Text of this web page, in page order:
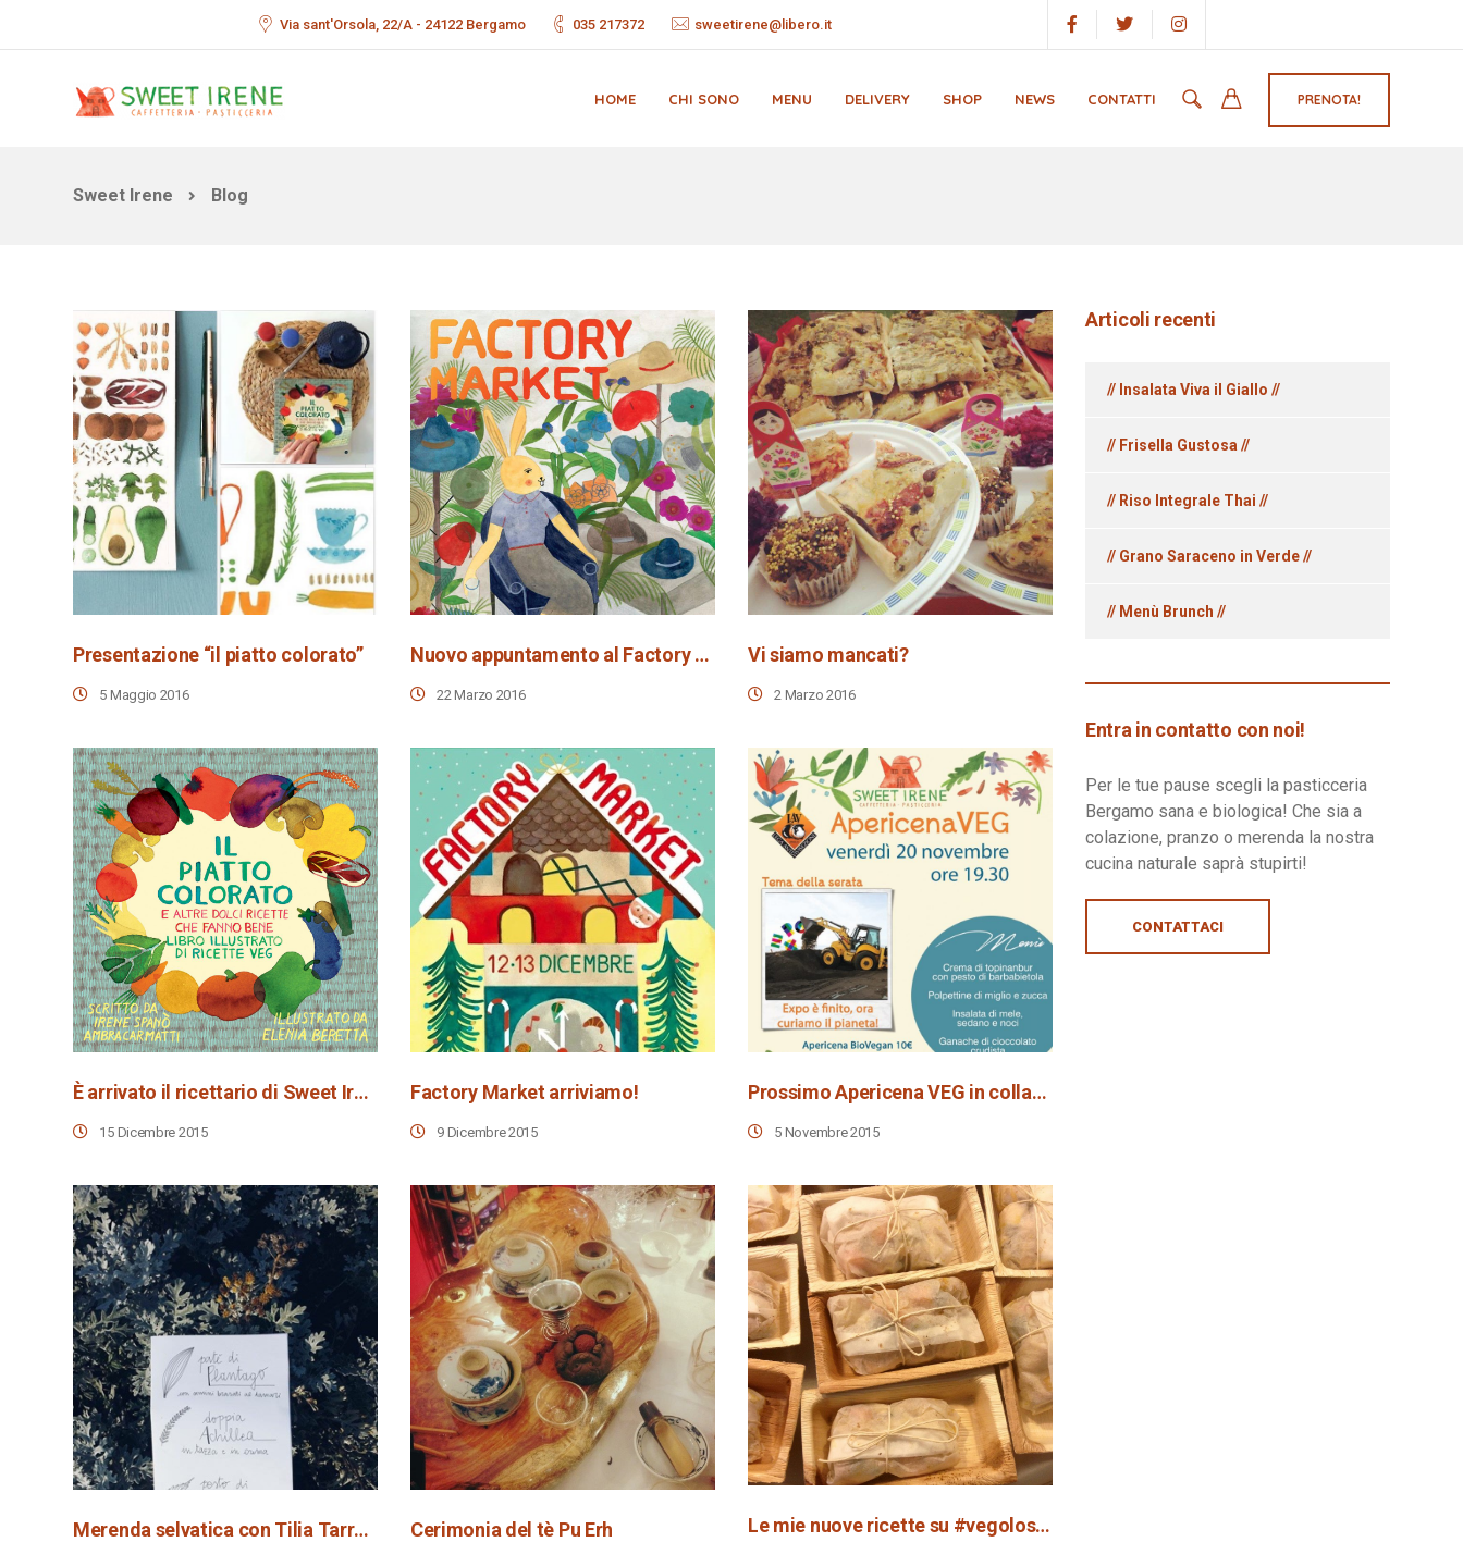
Via sant'Orsola, 22/A - 24122 Bergamo 035 217372 sweetirene@libero.it
HOME CHI SONO MENU DELIVERY SHOP NEWS CONTATTI PRENOTA!
Sweet Irene Blog
Presentazione “il piatto colorato”
5 Maggio 2016
Nuovo appuntamento al Factory Market domenica 3 aprile
22 Marzo 2016
Vi siamo mancati?
2 Marzo 2016
È arrivato il ricettario di Sweet Irene!
15 Dicembre 2015
Factory Market arriviamo!
9 Dicembre 2015
Prossimo Apericena VEG in collaborazione con LAV Bergamo
5 Novembre 2015
Merenda selvatica con Tilia Tarrare Cerimonia del tè Pu Erh Le mie nuove ricette su #vegolosi.it
Articoli recenti
// Insalata Viva il Giallo //
// Frisella Gustosa //
// Riso Integrale Thai //
// Grano Saraceno in Verde //
// Menù Brunch //
Entra in contatto con noi!
Per le tue pause scegli la pasticceria
Bergamo sana e biologica! Che sia a
colazione, pranzo o merenda la nostra
cucina naturale saprà stupirti!
CONTATTACI